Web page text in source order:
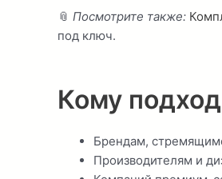
📎 Посмотрите также:
под ключ.
Кому
Брендам,
Производителям и